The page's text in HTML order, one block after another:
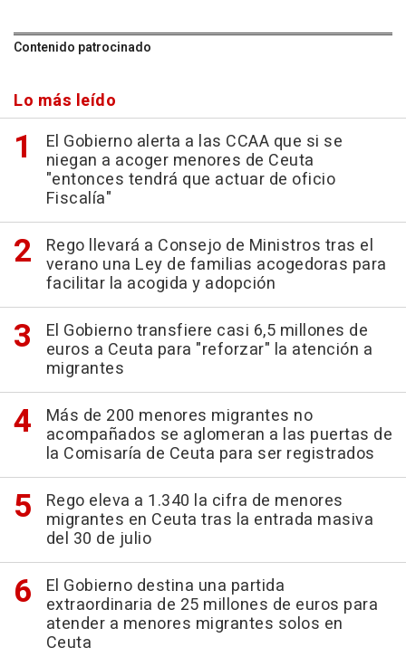
Contenido patrocinado
Lo más leído
El Gobierno alerta a las CCAA que si se
niegan a acoger menores de Ceuta
"entonces tendrá que actuar de oficio
Fiscalía"
Rego llevará a Consejo de Ministros tras el
verano una Ley de familias acogedoras para
facilitar la acogida y adopción
El Gobierno transfiere casi 6,5 millones de
euros a Ceuta para "reforzar" la atención a
migrantes
Más de 200 menores migrantes no
acompañados se aglomeran a las puertas de
la Comisaría de Ceuta para ser registrados
Rego eleva a 1.340 la cifra de menores
migrantes en Ceuta tras la entrada masiva
del 30 de julio
El Gobierno destina una partida
extraordinaria de 25 millones de euros para
atender a menores migrantes solos en
Ceuta